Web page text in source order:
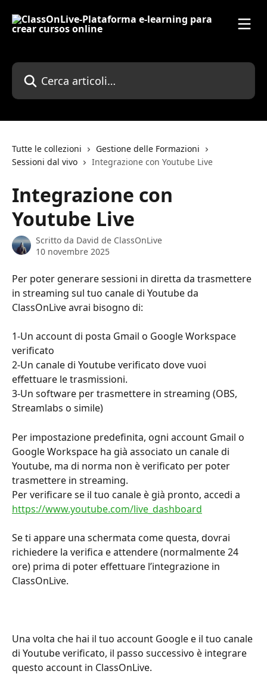
Cerca articoli…
Tutte le collezioni
Gestione delle Formazioni
Sessioni dal vivo
Integrazione con Youtube Live
Integrazione con
Youtube Live
Scritto da David de ClassOnLive
10 novembre 2025
Per poter generare sessioni in diretta da trasmettere
in streaming sul tuo canale di Youtube da
ClassOnLive avrai bisogno di:
1-Un account di posta Gmail o Google Workspace
verificato
2-Un canale di Youtube verificato dove vuoi
effettuare le trasmissioni.
3-Un software per trasmettere in streaming (OBS,
Streamlabs o simile)
Per impostazione predefinita, ogni account Gmail o
Google Workspace ha già associato un canale di
Youtube, ma di norma non è verificato per poter
trasmettere in streaming.
Per verificare se il tuo canale è già pronto, accedi a
https://www.youtube.com/live_dashboard
Se ti appare una schermata come questa, dovrai
richiedere la verifica e attendere (normalmente 24
ore) prima di poter effettuare l’integrazione in
ClassOnLive.
Una volta che hai il tuo account Google e il tuo canale
di Youtube verificato, il passo successivo è integrare
questo account in ClassOnLive.